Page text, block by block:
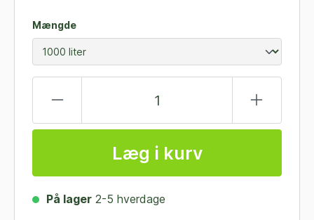
Mængde
Læg i kurv
På lager 2-5 hverdage